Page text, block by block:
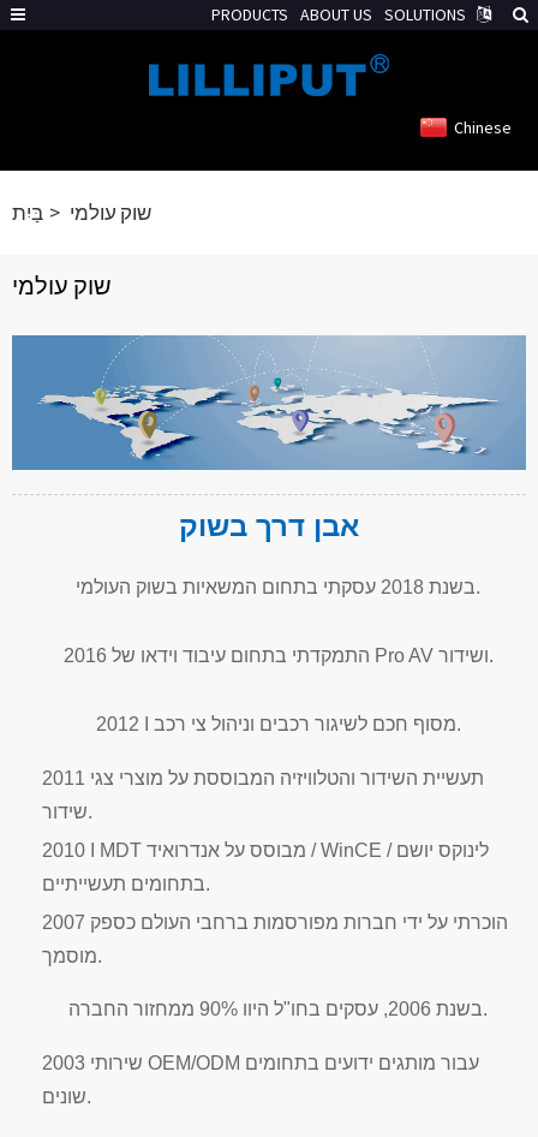
Chinese
בַּיִת שוק עולמי
שוק עולמי
אבן דרך בשוק
בשנת 2018 עסקתי בתחום המשאיות בשוק העולמי.
2016 התמקדתי בתחום עיבוד וידאו של Pro AV ושידור.
2012 I מסוף חכם לשיגור רכבים וניהול צי רכב.
2011 תעשיית השידור והטלוויזיה המבוססת על מוצרי צגי
שידור.
2010 I MDT מבוסס על אנדרואיד / WinCE / לינוקס יושם
בתחומים תעשייתיים.
2007 הוכרתי על ידי חברות מפורסמות ברחבי העולם כספק
מוסמך.
בשנת 2006, עסקים בחו"ל היוו 90% ממחזור החברה.
2003 שירותי OEM/ODM עבור מותגים ידועים בתחומים
שונים.
PRODUCTS ABOUT US SOLUTIONS